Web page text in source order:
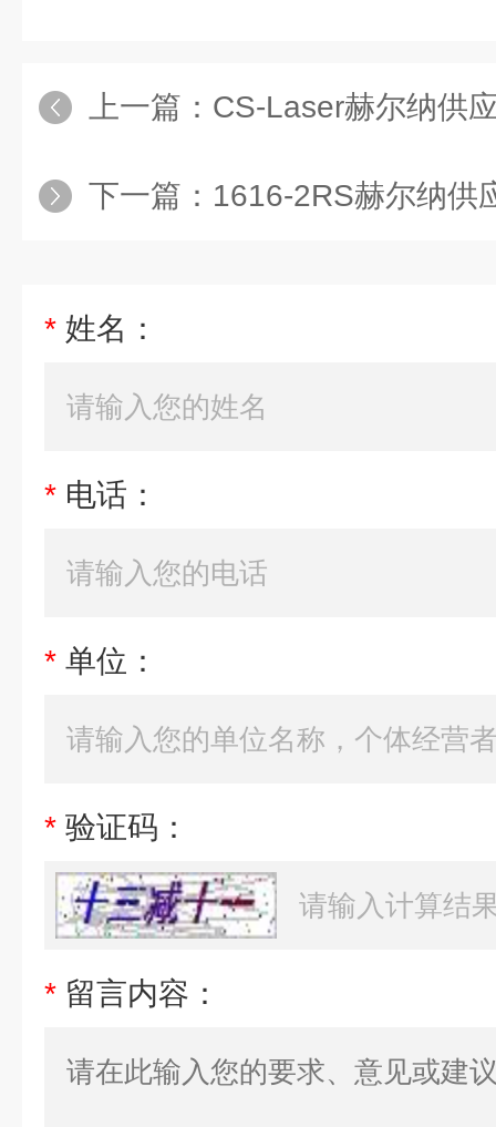
上一篇： CS-Laser赫尔纳供应
下一篇： 1616-2RS赫尔纳供
* 姓名：
* 电话：
* 单位：
* 验证码：
* 留言内容：